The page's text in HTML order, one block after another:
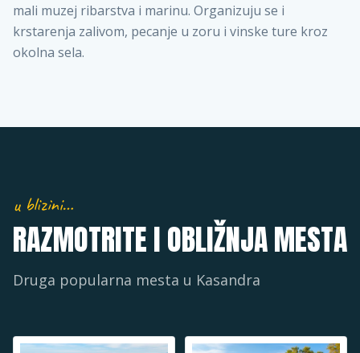
mali muzej ribarstva i marinu. Organizuju se i
krstarenja zalivom, pecanje u zoru i vinske ture kroz
okolna sela.
u blizini…
RAZMOTRITE I OBLIŽNJA MESTA
Druga popularna mesta u Kasandra